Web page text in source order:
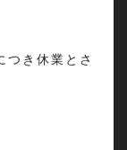
き休業とさ